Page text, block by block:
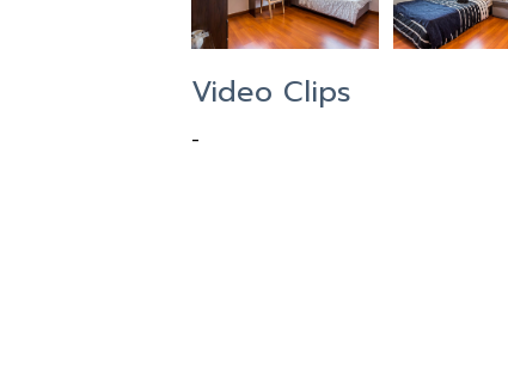
Video Clips
-